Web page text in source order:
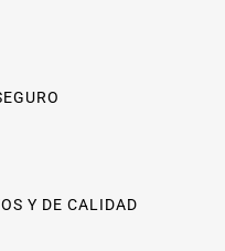
Y DE CALIDAD